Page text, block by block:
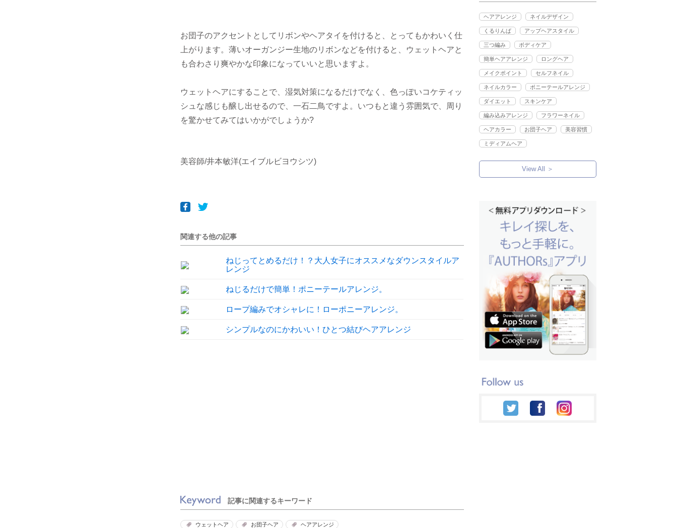
お団子のアクセントとしてリボンやヘアタイを付けると、とってもかわいく仕
上がります。薄いオーガンジー生地のリボンなどを付けると、ウェットヘアと
も合わさり爽やかな印象になっていいと思いますよ。
ウェットヘアにすることで、湿気対策になるだけでなく、色っぽいコケティッ
シュな感じも醸し出せるので、一石二鳥ですよ。いつもと違う雰囲気で、周り
を驚かせてみてはいかがでしょうか?
美容師/井本敏洋(エイブルビヨウシツ)
関連する他の記事
ねじってとめるだけ！？大人女子にオススメなダウンスタイルア
レンジ
ねじるだけで簡単！ポニーテールアレンジ。
ロープ編みでオシャレに！ローポニーアレンジ。
シンプルなのにかわいい！ひとつ結びヘアアレンジ
記事に関連するキーワード
ウェットヘア お団子ヘア ヘアアレンジ
ヘアアレンジ ネイルデザイン
くるりんぱ アップヘアスタイル
三つ編み ボディケア
簡単ヘアアレンジ ロングヘア
メイクポイント セルフネイル
ネイルカラー ポニーテールアレンジ
ダイエット スキンケア
編み込みアレンジ フラワーネイル
ヘアカラー お団子ヘア 美容習慣
ミディアムヘア
View All ＞